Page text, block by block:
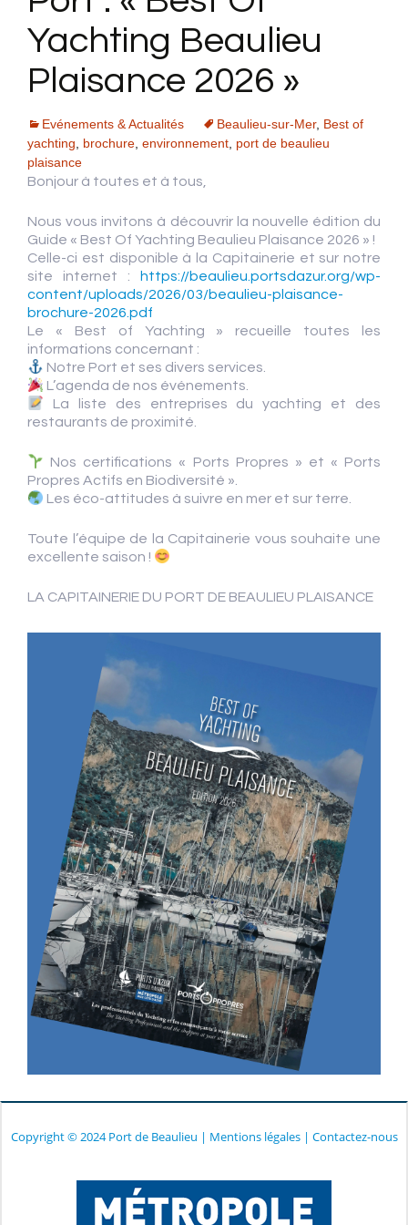
Yachting Beaulieu
Plaisance 2026 »
Evénements & Actualités Beaulieu-sur-Mer, Best of
yachting
brochure environnement port de beaulieu
plaisance
Bonjour à toutes et à tous,
Nous vous invitons à découvrir la nouvelle édition du
Guide « Best Of Yachting Beaulieu Plaisance 2026 » !
Celle-ci est disponible à la Capitainerie et sur notre
site internet :
https://beaulieu.portsdazur.org/wp-
content/uploads/2026/03/beaulieu-plaisance-
brochure-2026.pdf
Le « Best of Yachting » recueille toutes les
informations concernant :
Notre Port et ses divers services.
L’agenda de nos événements.
La liste des entreprises du yachting et des
restaurants de proximité.
Nos certifications « Ports Propres » et « Ports
Propres Actifs en Biodiversité ».
Les éco-attitudes à suivre en mer et sur terre.
Toute l’équipe de la Capitainerie vous souhaite une
excellente saison !
LA CAPITAINERIE DU PORT DE BEAULIEU PLAISANCE
Copyright © 2024 Port de Beaulieu | Mentions légales| Contactez-nous